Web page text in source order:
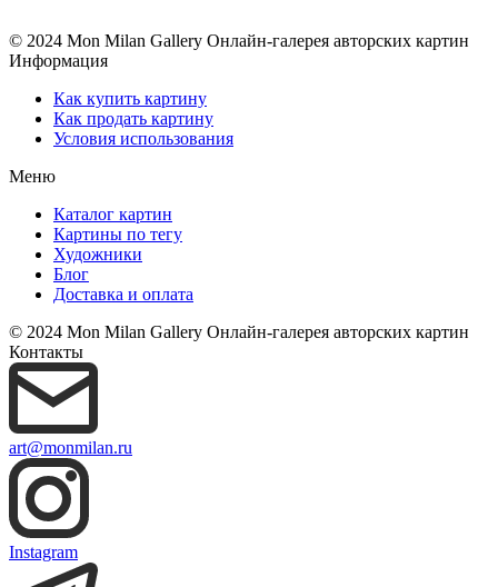
© 2024 Mon Milan Gallery Онлайн-галерея авторских картин
Информация
Как купить картину
Как продать картину
Условия использования
Меню
Каталог картин
Картины по тегу
Художники
Блог
Доставка и оплата
© 2024 Mon Milan Gallery Онлайн-галерея авторских картин
Контакты
art@monmilan.ru
Instagram